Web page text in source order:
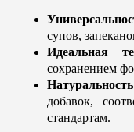
супов,
Идеальная
сохранением
Натуральность
добавок,
стандартам.